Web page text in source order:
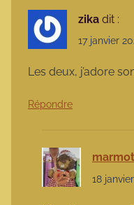
zika dit :
17 janvier
Les deux, j’adore
Répondre
18